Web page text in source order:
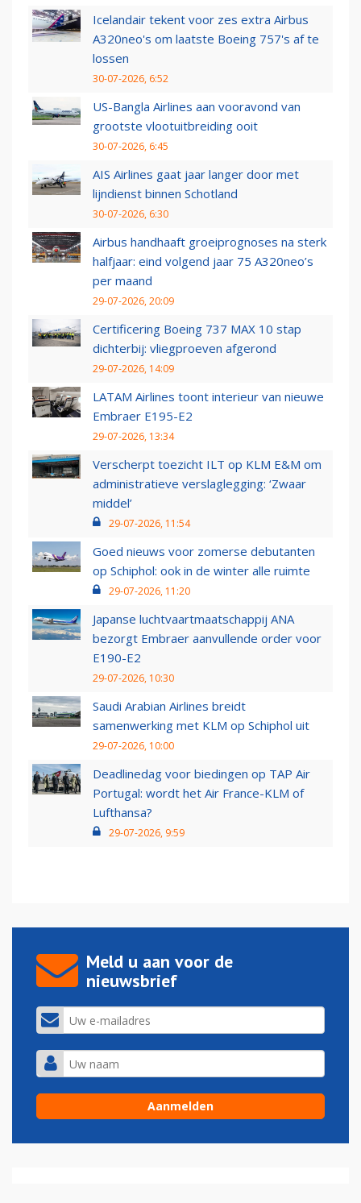
Icelandair tekent voor zes extra Airbus
A320neo's om laatste Boeing 757's af te
lossen
30-07-2026, 6:52
US-Bangla Airlines aan vooravond van
grootste vlootuitbreiding ooit
30-07-2026, 6:45
AIS Airlines gaat jaar langer door met
lijndienst binnen Schotland
30-07-2026, 6:30
Airbus handhaaft groeiprognoses na sterk
halfjaar: eind volgend jaar 75 A320neo’s
per maand
29-07-2026, 20:09
Certificering Boeing 737 MAX 10 stap
dichterbij: vliegproeven afgerond
29-07-2026, 14:09
LATAM Airlines toont interieur van nieuwe
Embraer E195-E2
29-07-2026, 13:34
Verscherpt toezicht ILT op KLM E&M om
administratieve verslaglegging: ‘Zwaar
middel’
29-07-2026, 11:54
Goed nieuws voor zomerse debutanten
op Schiphol: ook in de winter alle ruimte
29-07-2026, 11:20
Japanse luchtvaartmaatschappij ANA
bezorgt Embraer aanvullende order voor
E190-E2
29-07-2026, 10:30
Saudi Arabian Airlines breidt
samenwerking met KLM op Schiphol uit
29-07-2026, 10:00
Deadlinedag voor biedingen op TAP Air
Portugal: wordt het Air France-KLM of
Lufthansa?
29-07-2026, 9:59
Meld u aan voor de
nieuwsbrief